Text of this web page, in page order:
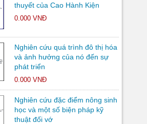
thuyết của Cao Hành Kiện
0.000 VNĐ
Nghiên cứu quá trình đô thị hóa
và ảnh hưởng của nó đến sự
phát triển
0.000 VNĐ
Nghiên cứu đặc điểm nông sinh
học và một số biện pháp kỹ
thuật đối vớ